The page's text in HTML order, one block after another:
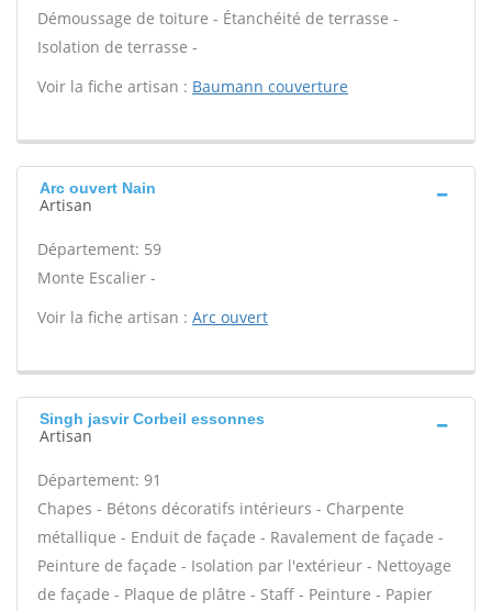
Démoussage de toiture - Étanchéité de terrasse -
Isolation de terrasse -
Voir la fiche artisan : Baumann couverture
Arc ouvert Nain
Artisan
Département: 59
Monte Escalier -
Voir la fiche artisan : Arc ouvert
Singh jasvir Corbeil essonnes
Artisan
Département: 91
Chapes - Bétons décoratifs intérieurs - Charpente
métallique - Enduit de façade - Ravalement de façade -
Peinture de façade - Isolation par l'extérieur - Nettoyage
de façade - Plaque de plâtre - Staff - Peinture - Papier